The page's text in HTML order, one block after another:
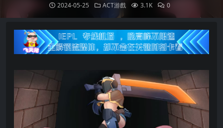
2024-05-25 ACT游戲 3.1K 0